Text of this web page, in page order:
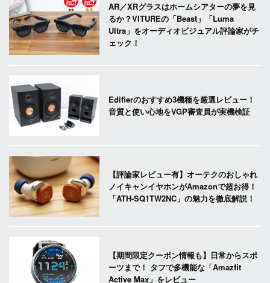
AR／XRグラスはホームシアターの夢を見
るか？VITUREの「Beast」「Luma
Ultra」をオーディオビジュアル評論家がチ
ェック！
Edifierのおすすめ3機種を厳選レビュー！
音質と使い心地をVGP審査員が実機検証
【評論家レビュー有】オーテクのおしゃれ
ノイキャンイヤホンがAmazonで超お得！
「ATH-SQ1TW2NC」の魅力を徹底解説！
【期間限定クーポン情報も】日常からスポ
ーツまで！ タフで多機能な「Amazfit
Active Max」をレビュー